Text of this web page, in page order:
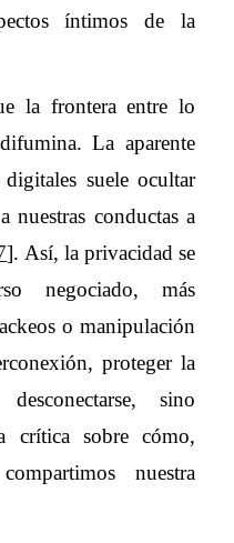
íntimos de la
la frontera entre lo
La aparente
suele ocultar
nuestras conductas a
]. Así, la privacidad se
negociado, más
o manipulación
proteger la
sino
crítica sobre cómo,
nuestra